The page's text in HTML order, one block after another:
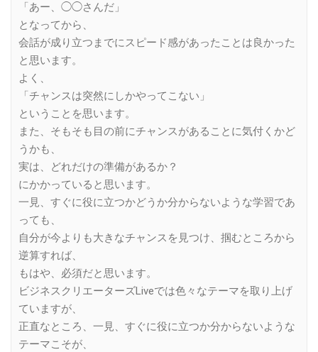
「あー、◯◯さんだ」
となってから、
会話が成り立つまでにスピード感があったことは良かった
と思います。
よく、
「チャンスは突然にしかやってこない」
ということを思います。
また、そもそも目の前にチャンスがあることに気付くかど
うかも、
実は、どれだけの準備があるか？
にかかっていると思います。
一見、すぐに役に立つかどうか分からないような学習であ
っても、
自分が今よりも大きなチャンスを見つけ、掴むところから
逆算すれば、
もはや、必須だと思います。
ビジネスクリエーターズLiveでは色々なテーマを取り上げ
ていますが、
正直なところ、一見、すぐに役に立つか分からないような
テーマこそが、